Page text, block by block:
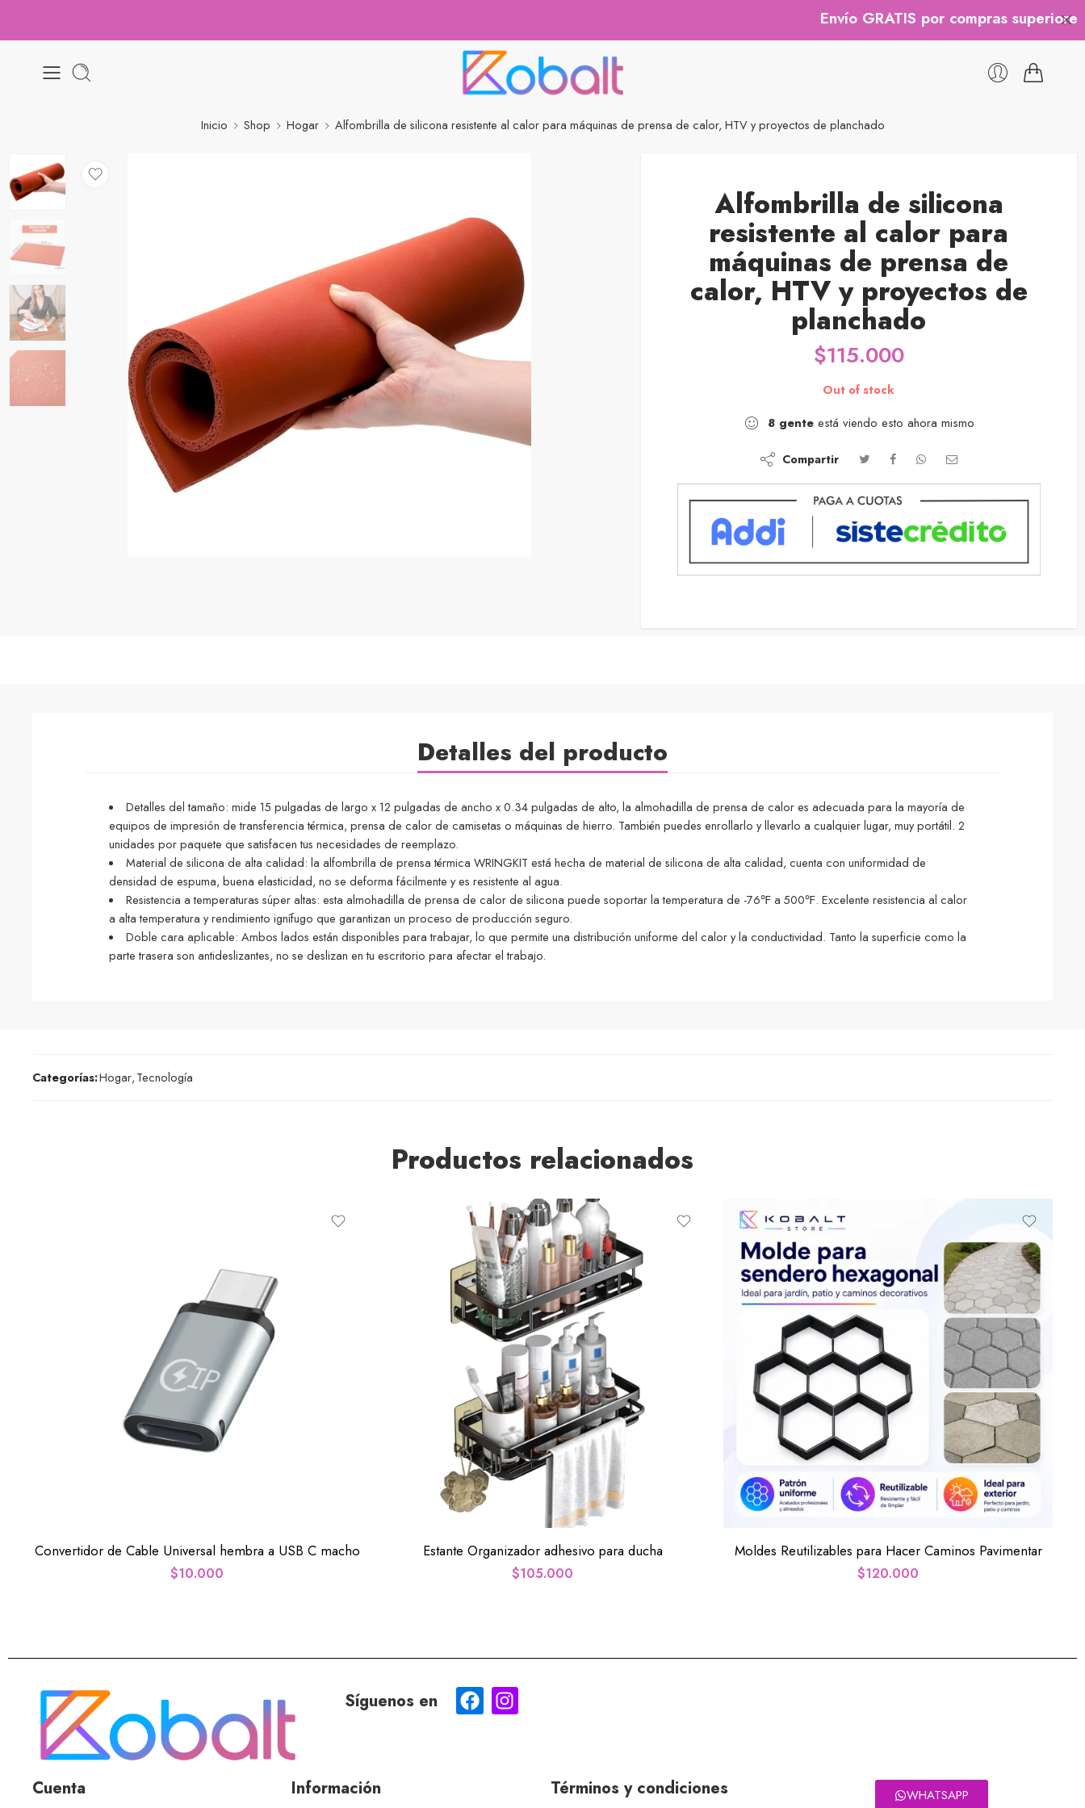
Envío GRATIS por compras superiores a
Inicio Shop Hogar Alfombrilla de silicona resistente al calor para máquinas de prensa de calor, HTV y proyectos de planchado
Alfombrilla de silicona
resistente al calor para
máquinas de prensa de
calor, HTV y proyectos de
planchado
$115.000
Out of stock
8 genteestá viendo esto ahora mismo
Compartir
Detalles del producto
Detalles del tamaño: mide 15 pulgadas de largo x 12 pulgadas de ancho x 0.34 pulgadas de alto, la almohadilla de prensa de calor es adecuada para la mayoría de
equipos de impresión de transferencia térmica, prensa de calor de camisetas o máquinas de hierro. También puedes enrollarlo y llevarlo a cualquier lugar, muy portátil. 2
unidades por paquete que satisfacen tus necesidades de reemplazo.
Material de silicona de alta calidad: la alfombrilla de prensa térmica WRINGKIT está hecha de material de silicona de alta calidad, cuenta con uniformidad de
densidad de espuma, buena elasticidad, no se deforma fácilmente y es resistente al agua.
Resistencia a temperaturas súper altas: esta almohadilla de prensa de calor de silicona puede soportar la temperatura de -76℉ a 500℉. Excelente resistencia al calor
a alta temperatura y rendimiento ignífugo que garantizan un proceso de producción seguro.
Doble cara aplicable: Ambos lados están disponibles para trabajar, lo que permite una distribución uniforme del calor y la conductividad. Tanto la superficie como la
parte trasera son antideslizantes, no se deslizan en tu escritorio para afectar el trabajo.
Categorías:Hogar,Tecnología
Productos relacionados
Convertidor de Cable Universal hembra a USB C macho
$10.000
Estante Organizador adhesivo para ducha
$105.000
Moldes Reutilizables para Hacer Caminos Pavimentar
$120.000
Síguenos en
Cuenta Información Términos y condiciones WHATSAPP